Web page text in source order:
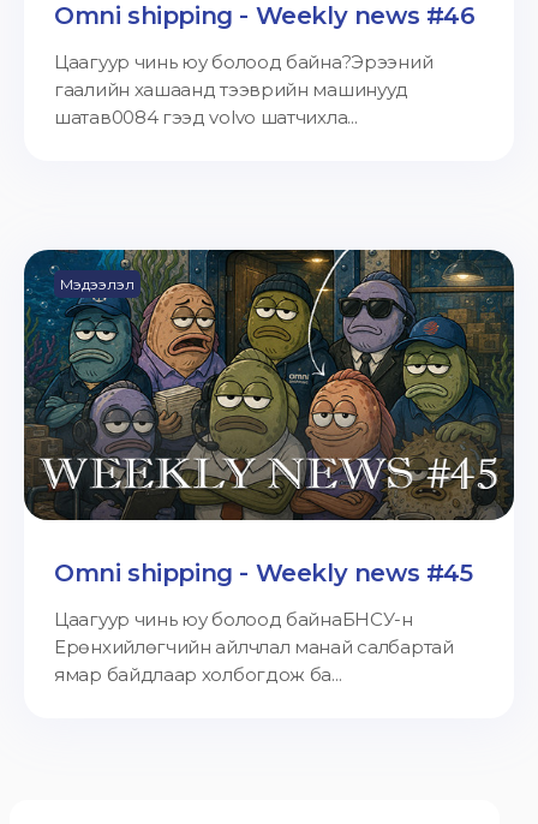
Omni shipping - Weekly news #46
Цаагуур чинь юу болоод байна?Эрээний
гаалийн хашаанд тээврийн машинууд
шатав0084 гээд volvo шатчихла...
Мэдээлэл
Omni shipping - Weekly news #45
Цаагуур чинь юу болоод байнаБНСУ-н
Ерөнхийлөгчийн айлчлал манай салбартай
ямар байдлаар холбогдож ба...